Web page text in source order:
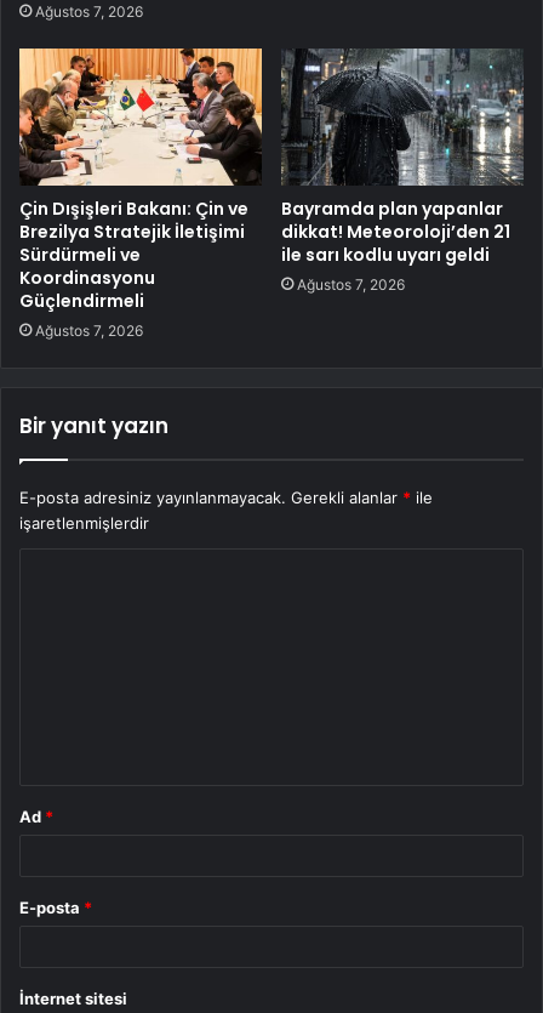
Ağustos 7, 2026
Çin Dışişleri Bakanı: Çin ve
Brezilya Stratejik İletişimi
Sürdürmeli ve
Koordinasyonu
Güçlendirmeli
Ağustos 7, 2026
Bayramda plan yapanlar
dikkat! Meteoroloji’den 21
ile sarı kodlu uyarı geldi
Ağustos 7, 2026
Bir yanıt yazın
E-posta adresiniz yayınlanmayacak. Gerekli alanlar * ile
işaretlenmişlerdir
Ad *
E-posta *
İnternet sitesi